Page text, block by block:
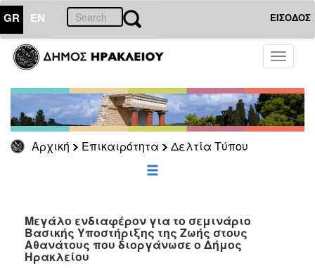
GR EN ΕΙΣΟΔΟΣ
Toggle
Αρχική Επικαιρότητα Δελτία Τύπου
ΕΠΙΚΑΙΡΟΤΗΤΑ
Τύπου
Αρχείο
ΕΠΙΣΚΕΠΤΗΣ
ΗΡΑΚΛΕΙΟ
Μεγάλο ενδιαφέρον για το σεμινάριο
Βασικής Υποστήριξης της Ζωής στους
Αθανάτους που διοργάνωσε ο Δήμος
Ηρακλείου